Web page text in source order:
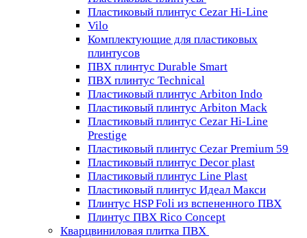
Пластиковый плинтус Cezar Hi-Line
Vilo
Комплектующие для пластиковых
плинтусов
ПВХ плинтус Durable Smart
ПВХ плинтус Technical
Пластиковый плинтус Arbiton Indo
Пластиковый плинтус Arbiton Mack
Пластиковый плинтус Cezar Hi-Line
Prestige
Пластиковый плинтус Cezar Premium 59
Пластиковый плинтус Decor plast
Пластиковый плинтус Line Plast
Пластиковый плинтус Идеал Макси
Плинтус HSP Foli из вспененного ПВХ
Плинтус ПВХ Rico Concept
Кварцвиниловая плитка ПВХ